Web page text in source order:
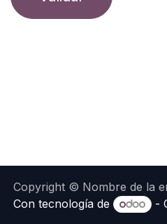
Copyright © Nombre de la
Con tecnología de -